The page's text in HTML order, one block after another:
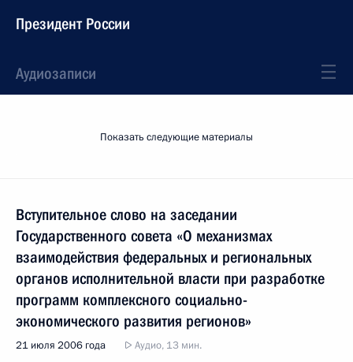
Президент России
Аудиозаписи
Показать следующие материалы
Вступительное слово на заседании
Государственного совета «О механизмах
взаимодействия федеральных и региональных
органов исполнительной власти при разработке
программ комплексного социально-
экономического развития регионов»
21 июля 2006 года Аудио, 13 мин.